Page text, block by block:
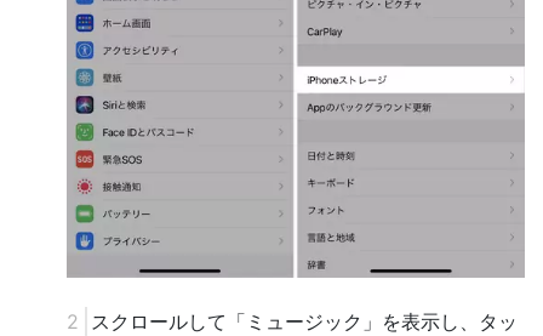
スクロールして「ミュージック」を表示し、タッ